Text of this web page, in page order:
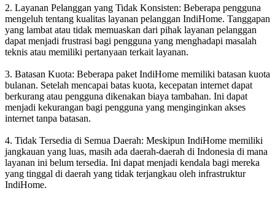
2. Layanan Pelanggan yang Tidak Konsisten: Beberapa pengguna
mengeluh tentang kualitas layanan pelanggan IndiHome. Tanggapan
yang lambat atau tidak memuaskan dari pihak layanan pelanggan
dapat menjadi frustrasi bagi pengguna yang menghadapi masalah
teknis atau memiliki pertanyaan terkait layanan.
3. Batasan Kuota: Beberapa paket IndiHome memiliki batasan kuota
bulanan. Setelah mencapai batas kuota, kecepatan internet dapat
berkurang atau pengguna dikenakan biaya tambahan. Ini dapat
menjadi kekurangan bagi pengguna yang menginginkan akses
internet tanpa batasan.
4. Tidak Tersedia di Semua Daerah: Meskipun IndiHome memiliki
jangkauan yang luas, masih ada daerah-daerah di Indonesia di mana
layanan ini belum tersedia. Ini dapat menjadi kendala bagi mereka
yang tinggal di daerah yang tidak terjangkau oleh infrastruktur
IndiHome.